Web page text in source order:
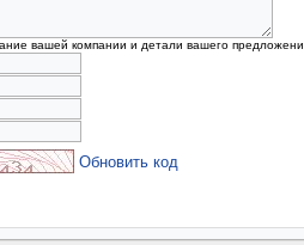
вашей компании и детали вашего
Обновить код